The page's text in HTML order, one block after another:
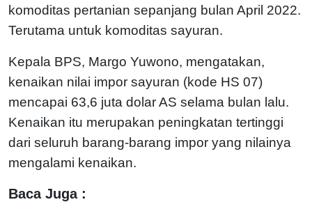
komoditas pertanian sepanjang bulan April 2022.
Terutama untuk komoditas sayuran.
Kepala BPS, Margo Yuwono, mengatakan,
kenaikan nilai impor sayuran (kode HS 07)
mencapai 63,6 juta dolar AS selama bulan lalu.
Kenaikan itu merupakan peningkatan tertinggi
dari seluruh barang-barang impor yang nilainya
mengalami kenaikan.
Baca Juga :